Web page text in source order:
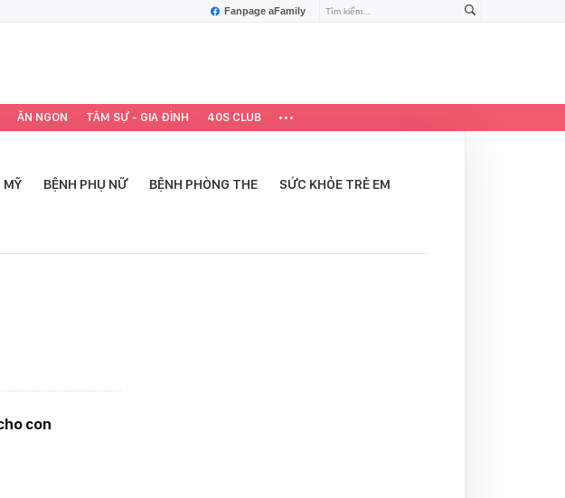
Fanpage aFamily
ĂN NGON TÂM SỰ - GIA ĐÌNH 40S CLUB
MỸ BỆNH PHỤ NỮ BỆNH PHÒNG THE SỨC KHỎE TRẺ EM
con